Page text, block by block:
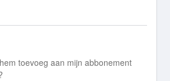
toevoeg aan mijn abbonement